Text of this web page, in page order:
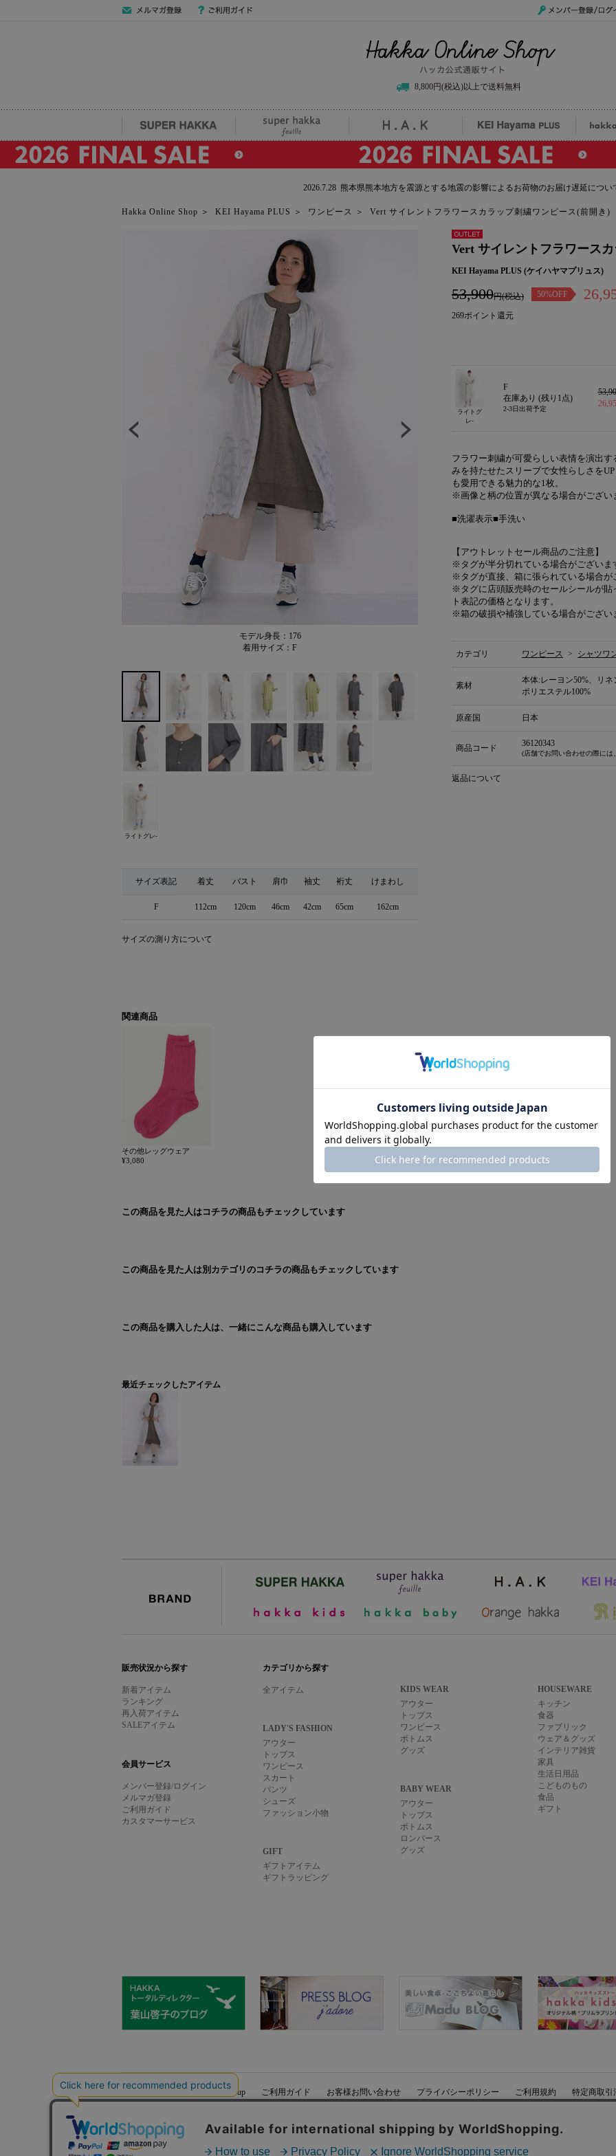
8,800円(税込)以上で送料無料
SUPER HAKKA H.A.K KEI Hayama PLUS
2026.7.28 熊本県熊本地方を震源とする地震の影響によるお荷物のお届け遅延につい
Hakka Online Shop ＞ KEI Hayama PLUS ＞ ワンピース ＞ Vert サイレントフラワースカラップ刺繍ワンピース(前開き)
モデル身長：176
着用サイズ：F
ライトグレ-
サイズ表記 着丈 バスト 肩巾 袖丈 裄丈 けまわし
F 112cm 120cm 46cm 42cm 65cm 162cm
サイズの測り方について
アウトレ
ット
Vert サイレントフラワース
KEI Hayama PLUS (ケイハヤマプリュス)
53,900円(税込) 50%OFF
269ポイント還元
ライトグ
レ-
F
在庫あり (残り 1点)
2-3日出荷予定
フラワー刺繍が可愛らしい表情を演出
みを持たせたスリーブで女性らしさを
も愛用できる魅力的な1枚。
※画像と柄の位置が異なる場合がござい
■洗濯表示■手洗い
【アウトレットセール商品のご注意】
※タグが半分切れている場合がございま
※タグが直接、箱に張られている場合が
※タグに店頭販売時のセールシールが貼
ト表記の価格となります。
※箱の破損や補強している場合がござい
カテゴリ ワンピース > シャツワ
素材
本体:レーヨン50%、リネ
ポリエステル100%
原産国 日本
商品コード 36120343
(店舗でお問い合わせの際に
返品について
関連商品
その他レッグウェア
¥3,080
この商品を見た人はコチラの商品もチェックしています
この商品を見た人は別カテゴリのコチラの商品もチェックしています
この商品を購入した人は、一緒にこんな商品も購入しています
最近チェックしたアイテム
販売状況から探す
新着アイテム
ランキング
再入荷アイテム
SALEアイテム
会員サービス
メンバー登録/ログイン
メルマガ登録
ご利用ガイド
カスタマーサービス
カテゴリから探す
全アイテム
LADY'S FASHION
アウター
トップス
ワンピース
スカート
パンツ
シューズ
ファッション小物
GIFT
ギフトアイテム
ギフトラッピング
KIDS WEAR
アウター
トップス
ワンピース
ボトムス
グッズ
BABY WEAR
アウター
トップス
ボトムス
ロンパース
グッズ
HOUSEWARE
キッチン
食器
ファブリック
ウェア＆グッズ
インテリア雑貨
家具
生活日用品
こどものもの
食品
ギフト
hakka group ご利用ガイド お客様お問い合わせ プライバシーポリシー ご利用規約 特定商取引